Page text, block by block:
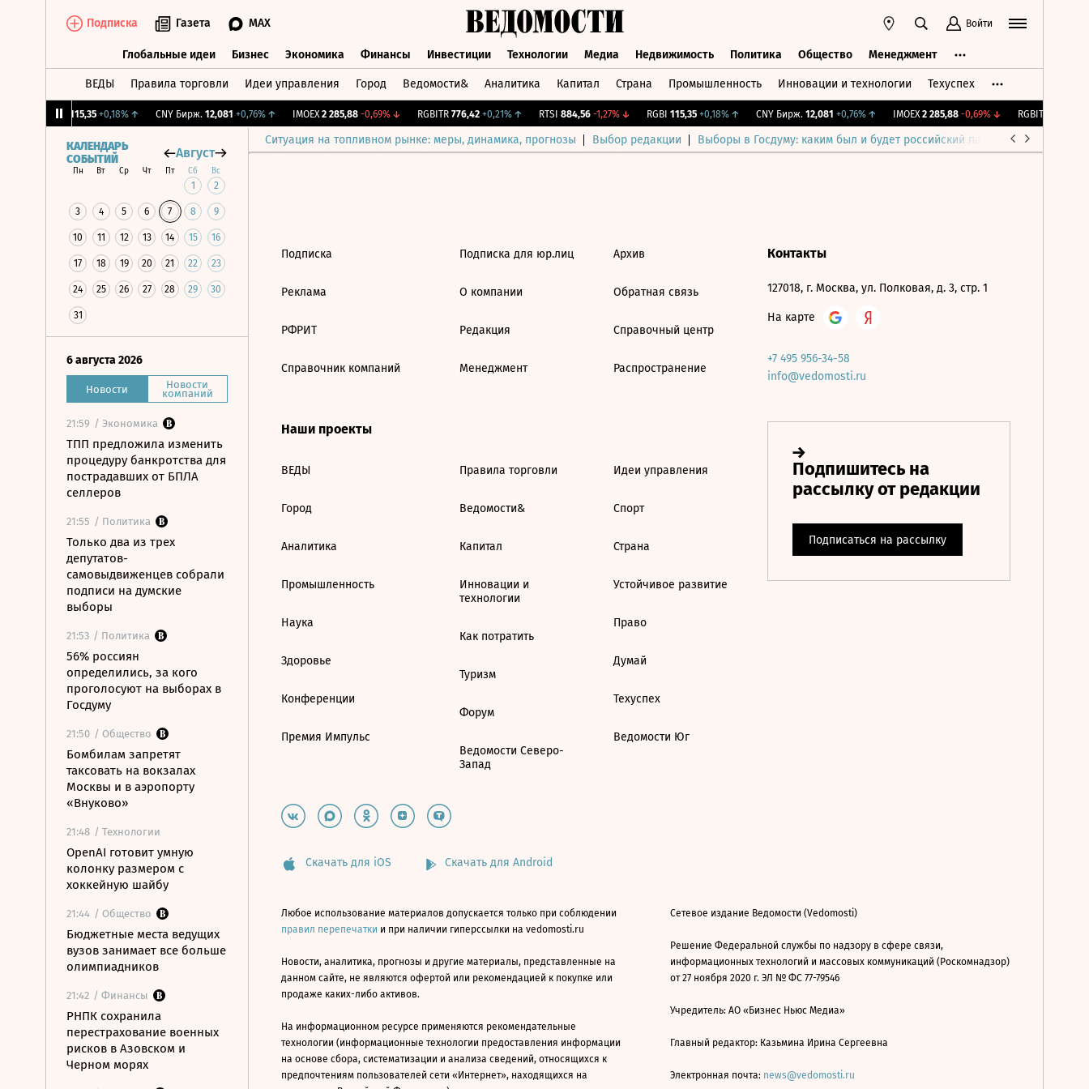
Подписка Газета MAX Войти
Глобальные идеи Бизнес Экономика Финансы Инвестиции Технологии Медиа Недвижимость Политика Общество Менеджмент
ВЕДЫ Правила торговли Идеи управления Город Ведомости& Аналитика Капитал Страна Промышленность Инновации и технологии Техуспех
115,35 +0,18%↑ CNY Бирж. 12,081 +0,76%↑ IMOEX 2 285,88 -0,69%↓ RGBITR 776,42 +0,21%↑ RTSI 884,56 -1,27%↓ RGBI 115,35 +0,18%↑ CNY Бирж. 12,081 +0,76%↑ IMOEX 2 285,88 -0,69%↓ RGBITR
Ситуация на топливном рынке: меры, динамика, прогнозы Выбор редакции Выборы в Госдуму: каким был и будет российский парламент
КАЛЕНДАРЬ
СОБЫТИЙ
Август
Пн Вт Ср Чт Пт Сб Вс
1 2
3 4 5 6 7 8 9
10 11 12 13 14 15 16
17 18 19 20 21 22 23
24 25 26 27 28 29 30
31
6 августа 2026
Новости Новости
компаний
21:59 / Экономика
ТПП предложила изменить
процедуру банкротства для
пострадавших от БПЛА
селлеров
21:55 / Политика
Только два из трех
депутатов-
самовыдвиженцев собрали
подписи на думские
выборы
21:53 / Политика
56% россиян
определились, за кого
проголосуют на выборах в
Госдуму
21:50 / Общество
Бомбилам запретят
таксовать на вокзалах
Москвы и в аэропорту
«Внуково»
21:48 / Технологии
OpenAI готовит умную
колонку размером с
хоккейную шайбу
21:44 / Общество
Бюджетные места ведущих
вузов занимает все больше
олимпиадников
21:42 / Финансы
РНПК сохранила
перестрахование военных
рисков в Азовском и
Черном морях
Подписка
Реклама
РФРИТ
Справочник компаний
Подписка для юр.лиц
О компании
Редакция
Менеджмент
Архив
Обратная связь
Справочный центр
Распространение
Наши проекты
ВЕДЫ
Город
Аналитика
Промышленность
Наука
Здоровье
Конференции
Премия Импульс
Правила торговли
Ведомости&
Капитал
Инновации и
технологии
Как потратить
Туризм
Форум
Ведомости Северо-
Запад
Идеи управления
Спорт
Страна
Устойчивое развитие
Право
Думай
Техуспех
Ведомости Юг
Контакты
127018, г. Москва, ул. Полковая, д. 3, стр. 1
На карте
+7 495 956-34-58
info@vedomosti.ru
Скачать для iOS Скачать для Android
Любое использование материалов допускается только при соблюдении
правил перепечатки и при наличии гиперссылки на vedomosti.ru
Новости, аналитика, прогнозы и другие материалы, представленные на
данном сайте, не являются офертой или рекомендацией к покупке или
продаже каких-либо активов.
На информационном ресурсе применяются рекомендательные
технологии (информационные технологии предоставления информации
на основе сбора, систематизации и анализа сведений, относящихся к
предпочтениям пользователей сети «Интернет», находящихся на
Сетевое издание Ведомости (Vedomosti)
Решение Федеральной службы по надзору в сфере связи,
информационных технологий и массовых коммуникаций (Роскомнадзор)
от 27 ноября 2020 г. ЭЛ № ФС 77-79546
Учредитель: АО «Бизнес Ньюс Медиа»
Главный редактор: Казьмина Ирина Сергеевна
Электронная почта: news@vedomosti.ru